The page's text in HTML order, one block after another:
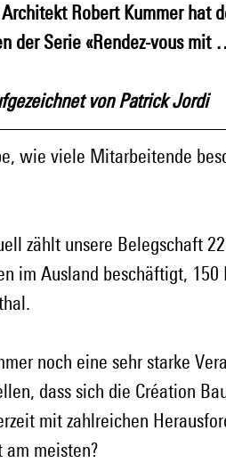
Robert Kummer hat
der Serie «Rendez-vous
von Patrick Jordi
wie viele Mitarbeitende
zählt unsere Belegschaft
im Ausland beschäftigt,
noch eine sehr starke
dass sich die Création
mit zahlreichen
meisten?